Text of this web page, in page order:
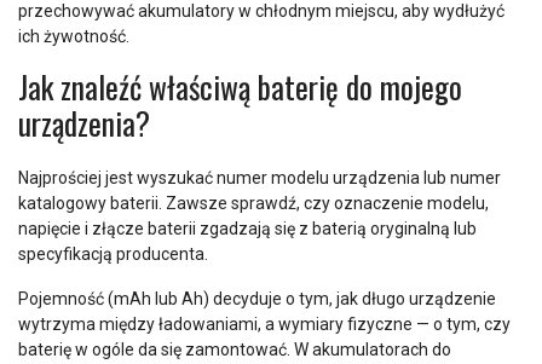
przechowywać akumulatory w chłodnym miejscu, aby wydłużyć
ich żywotność.
Jak znaleźć właściwą baterię do mojego
urządzenia?
Najprościej jest wyszukać numer modelu urządzenia lub numer
katalogowy baterii. Zawsze sprawdź, czy oznaczenie modelu,
napięcie i złącze baterii zgadzają się z baterią oryginalną lub
specyfikacją producenta.
Pojemność (mAh lub Ah) decyduje o tym, jak długo urządzenie
wytrzyma między ładowaniami, a wymiary fizyczne — o tym, czy
baterię w ogóle da się zamontować. W akumulatorach do